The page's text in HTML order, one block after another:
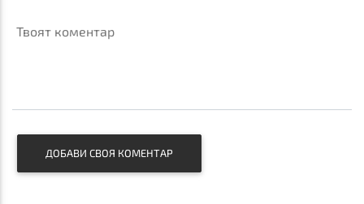
Твоят коментар
ДОБАВИ СВОЯ КОМЕНТАР